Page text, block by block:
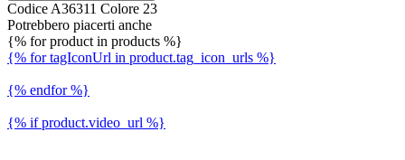
Codice A36311 Colore 23
Potrebbero piacerti anche
{% for product in products %}
{% for tagIconUrl in product.tag_icon_urls %}
{% endfor %}
{% if product.video_url %}